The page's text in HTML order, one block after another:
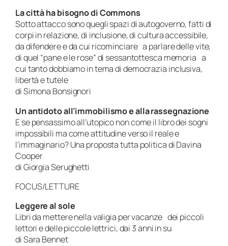
La città ha bisogno di Commons
Sotto attacco sono quegli spazi di autogoverno, fatti di
corpi in relazione, di inclusione, di cultura accessibile,
da difendere e da cui ricominciare a parlare delle vite,
di quel “pane e le rose” di sessantottesca memoria a
cui tanto dobbiamo in tema di democrazia inclusiva,
libertà e tutele
di Simona Bonsignori
Un antidoto all’immobilismo e alla rassegnazione
E se pensassimo all’utopico non come il libro dei sogni
impossibili ma come attitudine verso il reale e
l’immaginario? Una proposta tutta politica di Davina
Cooper
di Giorgia Serughetti
FOCUS/LETTURE
Leggere al sole
Libri da mettere nella valigia per vacanze dei piccoli
lettori e delle piccole lettrici, dai 3 anni in su
di Sara Bennet